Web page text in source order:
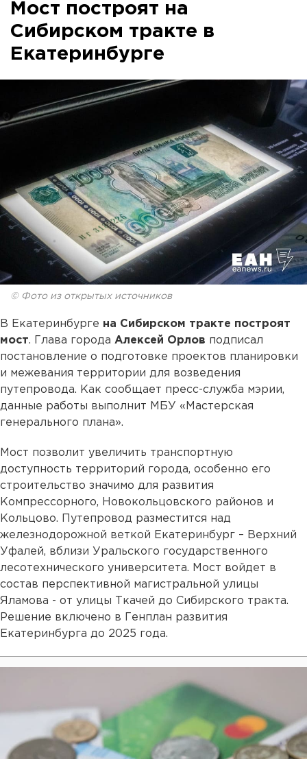
Мост построят на
Сибирском тракте в
Екатеринбурге
© Фото из открытых источников
В Екатеринбурге на Сибирском тракте построят
мост. Глава города Алексей Орлов подписал
постановление о подготовке проектов планировки
и межевания территории для возведения
путепровода. Как сообщает пресс-служба мэрии,
данные работы выполнит МБУ «Мастерская
генерального плана».
Мост позволит увеличить транспортную
доступность территорий города, особенно его
строительство значимо для развития
Компрессорного, Новокольцовского районов и
Кольцово. Путепровод разместится над
железнодорожной веткой Екатеринбург – Верхний
Уфалей, вблизи Уральского государственного
лесотехнического университета. Мост войдет в
состав перспективной магистральной улицы
Яламова - от улицы Ткачей до Сибирского тракта.
Решение включено в Генплан развития
Екатеринбурга до 2025 года.